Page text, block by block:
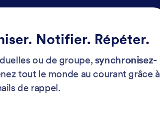
Notifier. Répéter.
ou de groupe,synchronisez-
tout le monde au courant grâce à
de rappel.